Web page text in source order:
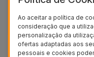
Sempre disponíveis
Ao aceitar a política de
consideração que a
personalização da
ofertas adaptadas aos
pessoais e cookies